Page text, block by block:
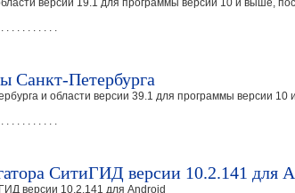
версии 19.1 для программы версии 10 и выше,
. . . . . . . . . .
Санкт-Петербурга
и области версии 39.1 для программы версии
. . . . . . . . . .
СитиГИД версии 10.2.141 для
версии 10.2.141 для Android